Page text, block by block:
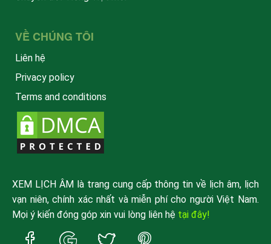
VỀ CHÚNG TÔI
Liên hệ
Privacy policy
Terms and conditions
XEM LỊCH ÂM là trang cung cấp thông tin về lịch âm, lịch
vạn niên, chính xác nhất và miễn phí cho người Việt Nam.
Mọi ý kiến đóng góp xin vui lòng liên hệ tại đây!
Trang
Trang Trang Trang